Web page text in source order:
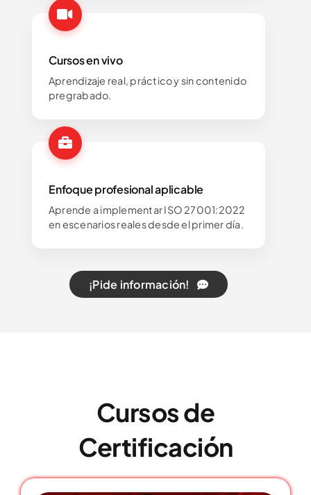
Cursos en vivo
Aprendizaje real, práctico y sin contenido
pregrabado.
Enfoque profesional aplicable
Aprende a implementar ISO 27001:2022
en escenarios reales desde el primer día.
¡Pide información!
Cursos de
Certificación